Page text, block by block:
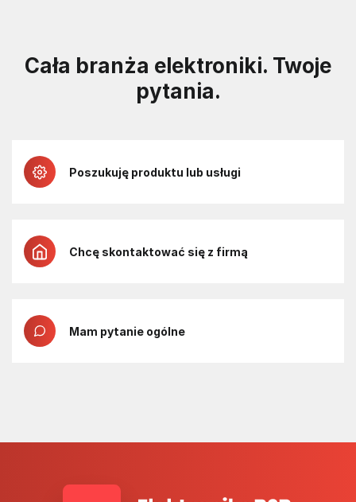
Cała branża elektroniki. Twoje
pytania.
Poszukuję produktu lub usługi
Chcę skontaktować się z firmą
Mam pytanie ogólne